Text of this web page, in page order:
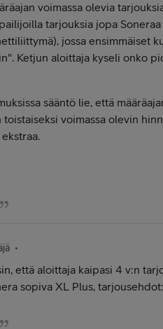
voimassa olevia
tarjouksia jopa
jossa ensimmäiset
Ketjun aloittaja kyseli onko
sääntö lie, että
voimassa olevin
että aloittaja kaipasi 4 v:n
sopiva XL Plus, tarjousehdot: